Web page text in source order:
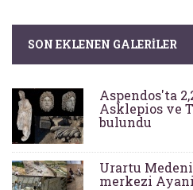
SON EKLENEN GALERILER
Aspendos'ta
Asklepios ve
bulundu
Urartu
merkezi